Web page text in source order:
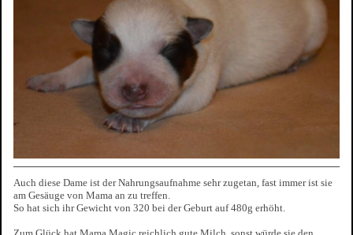
Auch diese Dame ist der Nahrungsaufnahme sehr zugetan, fast immer ist sie
am Gesäuge von Mama an zu treffen.
So hat sich ihr Gewicht von 320 bei der Geburt auf 480g erhöht.